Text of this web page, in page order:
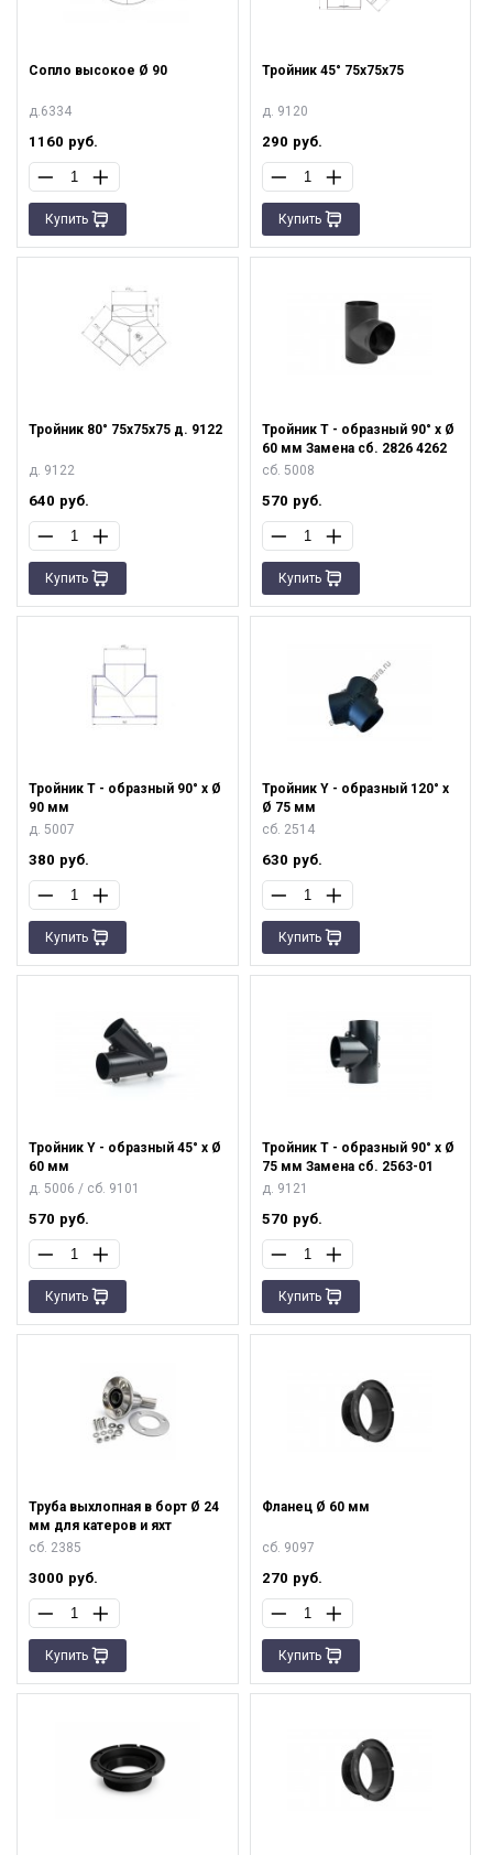
Сопло высокое Ø 90
д.6334
1160 руб.
Купить
Тройник 45° 75х75х75
д. 9120
290 руб.
Купить
Тройник 80° 75х75х75 д. 9122
д. 9122
640 руб.
Купить
Тройник T - образный 90° х Ø
60 мм Замена сб. 2826 4262
сб. 5008
570 руб.
Купить
Тройник T - образный 90° х Ø
90 мм
д. 5007
380 руб.
Купить
Тройник Y - образный 120° х
Ø 75 мм
сб. 2514
630 руб.
Купить
Тройник Y - образный 45° х Ø
60 мм
д. 5006 / сб. 9101
570 руб.
Купить
Тройник Т - образный 90° х Ø
75 мм Замена сб. 2563-01
д. 9121
570 руб.
Купить
Труба выхлопная в борт Ø 24
мм для катеров и яхт
сб. 2385
3000 руб.
Купить
Фланец Ø 60 мм
сб. 9097
270 руб.
Купить